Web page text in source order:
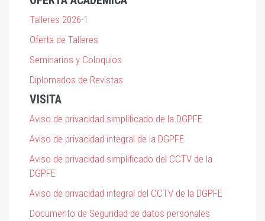
Talleres 2026-1
Oferta de Talleres
Seminarios y Coloquios
Diplomados de Revistas
VISITA
Aviso de privacidad simplificado de la DGPFE
Aviso de privacidad integral de la DGPFE
Aviso de privacidad simplificado del CCTV de la
DGPFE
Aviso de privacidad integral del CCTV de la DGPFE
Documento de Seguridad de datos personales